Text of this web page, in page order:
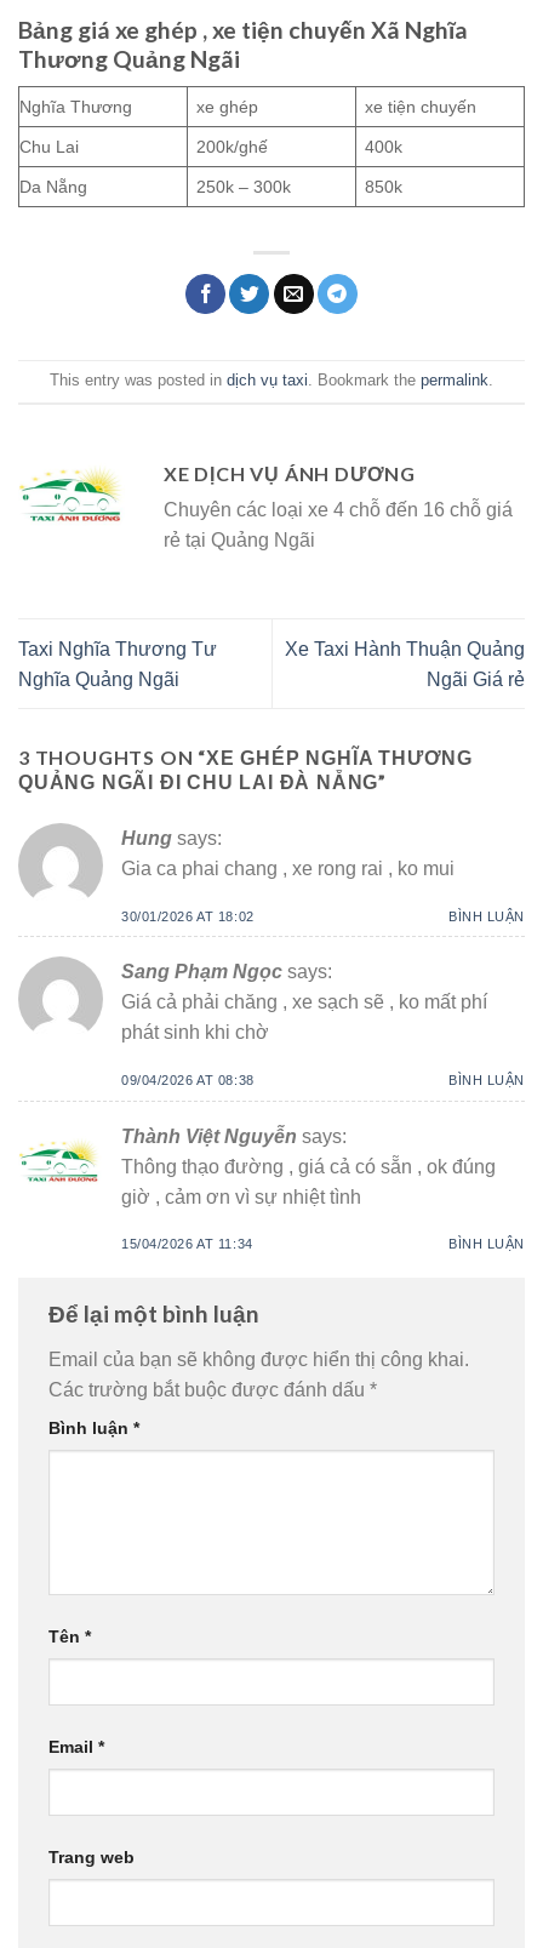
Bảng giá xe ghép , xe tiện chuyến Xã Nghĩa
Thương Quảng Ngãi
Nghĩa Thương xe ghép xe tiện chuyến
Chu Lai 200k/ghế 400k
Da Nẵng 250k – 300k 850k
This entry was posted in dịch vụ taxi. Bookmark the permalink.
XE DỊCH VỤ ÁNH DƯƠNG
Chuyên các loại xe 4 chỗ đến 16 chỗ giá
rẻ tại Quảng Ngãi
Taxi Nghĩa Thương Tư
Nghĩa Quảng Ngãi
Xe Taxi Hành Thuận Quảng
Ngãi Giá rẻ
3 THOUGHTS ON “XE GHÉP NGHĨA THƯƠNG
QUẢNG NGÃI ĐI CHU LAI ĐÀ NẴNG”
Hung says:
Gia ca phai chang , xe rong rai , ko mui
30/01/2026 AT 18:02 BÌNH LUẬN
Sang Phạm Ngọc says:
Giá cả phải chăng , xe sạch sẽ , ko mất phí
phát sinh khi chờ
09/04/2026 AT 08:38 BÌNH LUẬN
Thành Việt Nguyễn says:
Thông thạo đường , giá cả có sẵn , ok đúng
giờ , cảm ơn vì sự nhiệt tình
15/04/2026 AT 11:34 BÌNH LUẬN
Để lại một bình luận
Email của bạn sẽ không được hiển thị công khai.
Các trường bắt buộc được đánh dấu *
Bình luận *
Tên *
Email *
Trang web